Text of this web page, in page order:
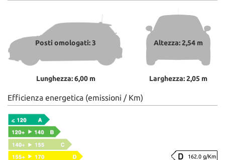
Posti omologati: 3
Lunghezza: 6,00 m
Altezza: 2,54 m
Larghezza: 2,05 m
Efficienza energetica (emissioni / Km)
162.0 g/Km